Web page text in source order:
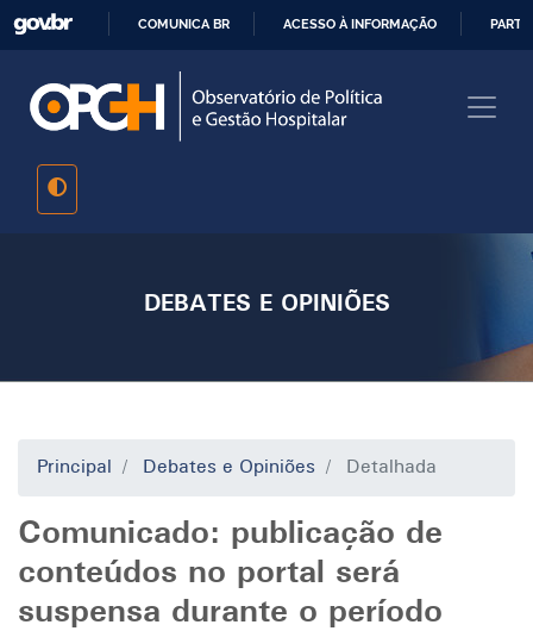
Pular
conteúdo
principal
PARA
O
COMUNICA BR ACESSO À INFORMAÇÃO
DEBATES E OPINIÕES
Principal Debates e Opiniões Detalhada
Comunicado: publicação de
conteúdos no portal será
suspensa durante o período